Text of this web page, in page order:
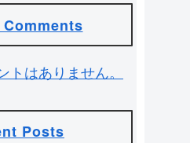
はありません。
Posts